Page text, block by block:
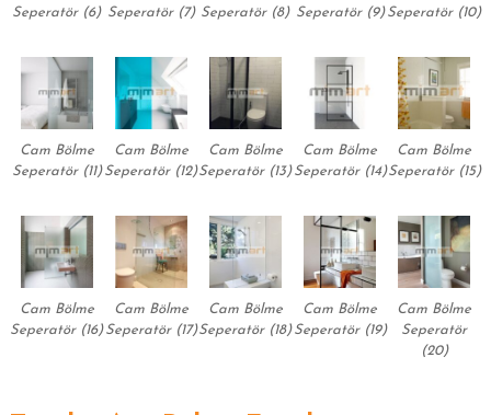
Seperatör (6) Seperatör (7) Seperatör (8) Seperatör (9) Seperatör (10)
Cam Bölme
Seperatör (11)
Cam Bölme
Seperatör (12)
Cam Bölme
Seperatör (13)
Cam Bölme
Seperatör (14)
Cam Bölme
Seperatör (15)
Cam Bölme
Seperatör (16)
Cam Bölme
Seperatör (17)
Cam Bölme
Seperatör (18)
Cam Bölme
Seperatör (19)
Cam Bölme
Seperatör
(20)